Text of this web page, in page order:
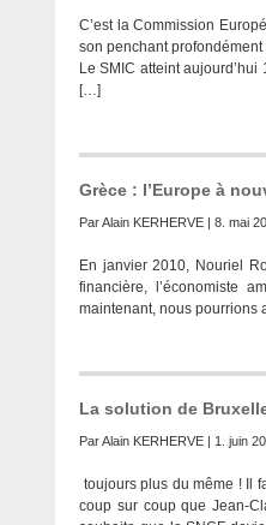
C’est la Commission
son penchant
Le SMIC atteint
[…]
Grèce : l’Europe à
ParAlain KERHERVE | 8. mai
En janvier 2010, Nouriel
financière, l’économiste
maintenant, nous pourrions
La solution de
ParAlain KERHERVE | 1. juin
toujours plus du même ! Il
coup sur coup que Jean-